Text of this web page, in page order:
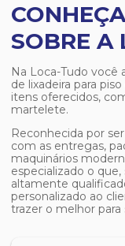
SOBRE A
Na Loca-Tudo você
de lixadeira para
itens oferecidos,
martelete.
Reconhecida por
com as entregas,
maquinários
especializado o
altamente
personalizado ao
trazer o melhor para